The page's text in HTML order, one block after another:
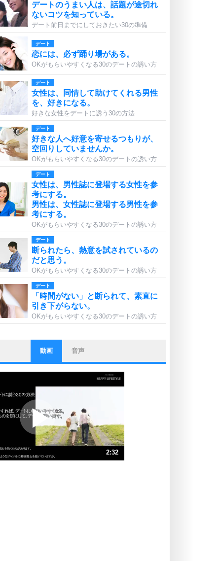
デートのうまい人は、話題が途切れ
ないコツを知っている。
デート前日までにしておきたい30の準備
デート
恋には、必ず踊り場がある。
OKがもらいやすくなる30のデートの誘い方
デート
女性は、同情して助けてくれる男性
を、好きになる。
好きな女性をデートに誘う30の方法
デート
好きな人へ好意を寄せるつもりが、
空回りしていませんか。
OKがもらいやすくなる30のデートの誘い方
デート
女性は、男性誌に登場する女性を参
考にする。
男性は、女性誌に登場する男性を参
考にする。
OKがもらいやすくなる30のデートの誘い方
デート
断られたら、熱意を試されているの
だと思う。
OKがもらいやすくなる30のデートの誘い方
デート
「時間がない」と断られて、素直に
引き下がらない。
OKがもらいやすくなる30のデートの誘い方
ストレス対策
他人と比べない。
いっそのこと、他人を見ない。
ポジティブになれない原因は、行動
しないから。
ポジティブ思考になる30の方法
ストレス対策
人生、なんとかなるもの。
動画 音声
2:32